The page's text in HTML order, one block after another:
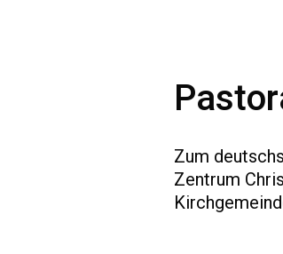
Zum
Zentrum